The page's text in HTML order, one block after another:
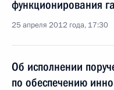
функционирования
25 апреля 2012 года, 17:30
Об исполнении
по обеспечению